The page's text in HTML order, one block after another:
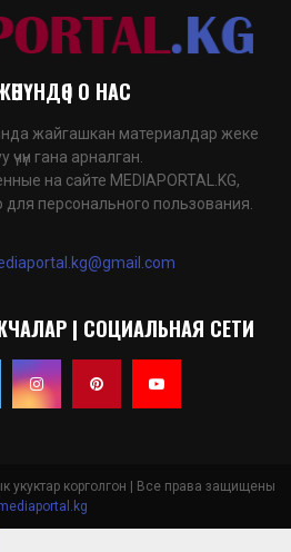
| О НАС
жайгашкан материалдар жеке
үчүн гана арналган.
на сайте MEDIAPORTAL.KG,
персонального пользования.
| СОЦИАЛЬНАЯ СЕТИ
укуктар корголгон | Все права защищены